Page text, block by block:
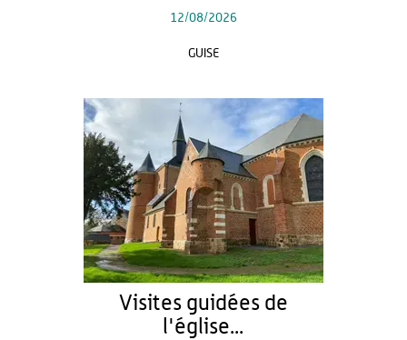
12/08/2026
GUISE
Visites guidées de
l'église...